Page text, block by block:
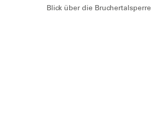
Blick über die Bruchertalsperre